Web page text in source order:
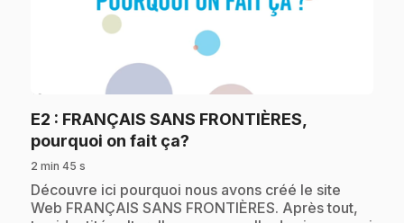
E2 : FRANÇAIS SANS FRONTIÈRES,
pourquoi on fait ça?
2 min 45 s
.Découvre ici pourquoi nous avons créé le site
Web FRANÇAIS SANS FRONTIÈRES. Après tout,